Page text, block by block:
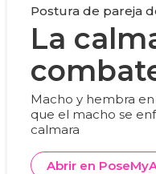
Postura de pareja
La
Macho y hembra
que el macho se
calmara
Abrir en